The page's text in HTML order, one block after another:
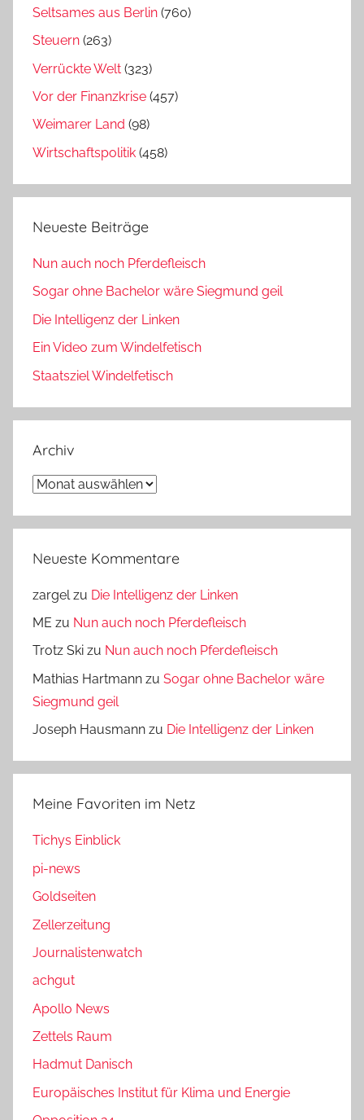
Seltsames aus Berlin (760)
Steuern (263)
Verrückte Welt (323)
Vor der Finanzkrise (457)
Weimarer Land (98)
Wirtschaftspolitik (458)
Neueste Beiträge
Nun auch noch Pferdefleisch
Sogar ohne Bachelor wäre Siegmund geil
Die Intelligenz der Linken
Ein Video zum Windelfetisch
Staatsziel Windelfetisch
Archiv
Archiv
Neueste Kommentare
zargel zu Die Intelligenz der Linken
ME zu Nun auch noch Pferdefleisch
Trotz Ski zu Nun auch noch Pferdefleisch
Mathias Hartmann zu Sogar ohne Bachelor wäre
Siegmund geil
Joseph Hausmann zu Die Intelligenz der Linken
Meine Favoriten im Netz
Tichys Einblick
pi-news
Goldseiten
Zellerzeitung
Journalistenwatch
achgut
Apollo News
Zettels Raum
Hadmut Danisch
Europäisches Institut für Klima und Energie